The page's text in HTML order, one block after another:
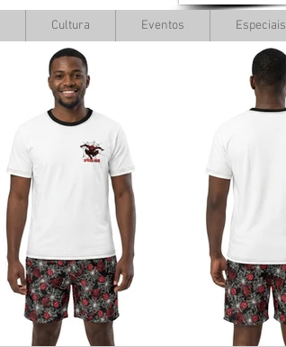
Cultura Eventos Especiais